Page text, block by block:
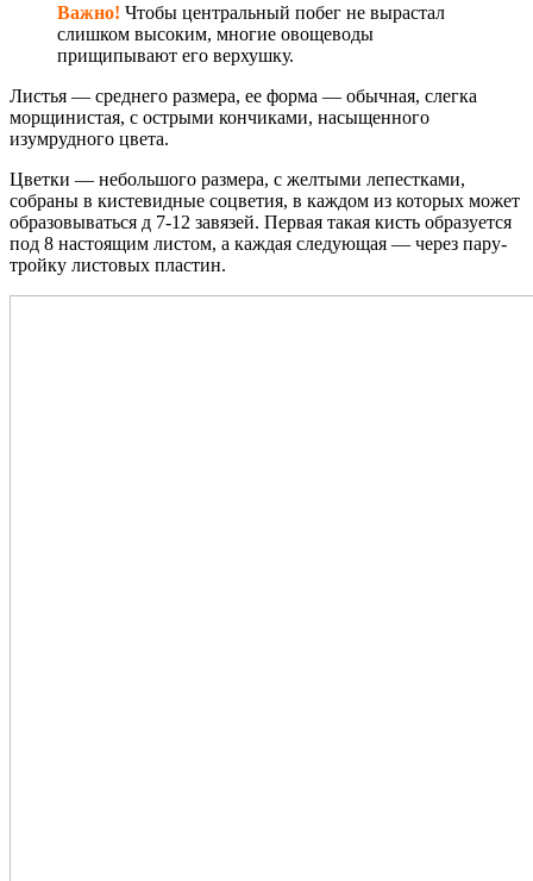
Важно! Чтобы центральный побег не вырастал
слишком высоким, многие овощеводы
прищипывают его верхушку.
Листья — среднего размера, ее форма — обычная, слегка
морщинистая, с острыми кончиками, насыщенного
изумрудного цвета.
Цветки — небольшого размера, с желтыми лепестками,
собраны в кистевидные соцветия, в каждом из которых может
образовываться д 7-12 завязей. Первая такая кисть образуется
под 8 настоящим листом, а каждая следующая — через пару-
тройку листовых пластин.